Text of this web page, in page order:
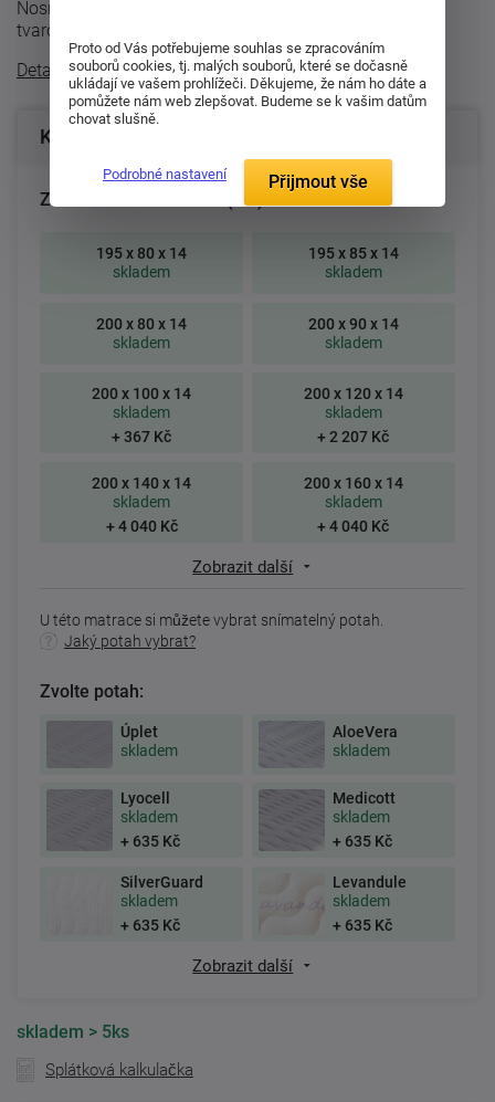
Nosné vrstvy matrace tvoří pěna MediFoam (32 kg/m³)
tvarovaná do masážních nopů ...
Detailní popis
Konfigurace produktu
Zvolte rozměr matrace (cm):
195 x 80 x 14
skladem
195 x 85 x 14
skladem
200 x 80 x 14
skladem
200 x 90 x 14
skladem
200 x 100 x 14
skladem
+ 367 Kč
200 x 120 x 14
skladem
+ 2 207 Kč
200 x 140 x 14
skladem
+ 4 040 Kč
200 x 160 x 14
skladem
+ 4 040 Kč
Zobrazit další
U této matrace si můžete vybrat snímatelný potah.
Jaký potah vybrat?
Zvolte potah:
Úplet
skladem
AloeVera
skladem
Lyocell
skladem
+ 635 Kč
Medicott
skladem
+ 635 Kč
SilverGuard
skladem
+ 635 Kč
Levandule
skladem
+ 635 Kč
Zobrazit další
skladem > 5ks
Splátková kalkulačka
Proto od Vás potřebujeme souhlas se zpracováním
souborů cookies, tj. malých souborů, které se dočasně
ukládají ve vašem prohlížeči. Děkujeme, že nám ho dáte a
pomůžete nám web zlepšovat. Budeme se k vašim datům
chovat slušně.
Podrobné nastavení Přijmout vše